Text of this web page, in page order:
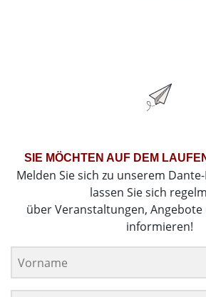
SIE MÖCHTEN AUF DEM
Melden Sie sich zu unserem
lassen Sie sich
über Veranstaltungen,
informieren!